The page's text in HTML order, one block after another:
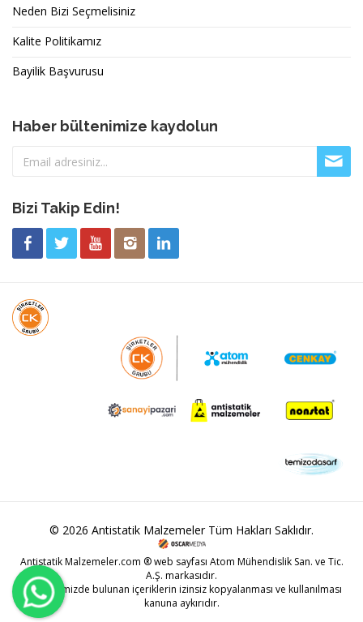
Neden Bizi Seçmelisiniz
Kalite Politikamız
Bayilik Başvurusu
Haber bültenimize kaydolun
Bizi Takip Edin!
© 2026 Antistatik Malzemeler Tüm Hakları Saklıdır.
Antistatik Malzemeler.com ® web sayfası Atom Mühendislik San. ve Tic.
A.Ş. markasıdır.
Web sitemizde bulunan içeriklerin izinsiz kopyalanması ve kullanılması
kanuna aykırıdır.